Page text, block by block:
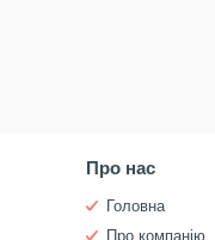
Про нас
Головна
Про компанію